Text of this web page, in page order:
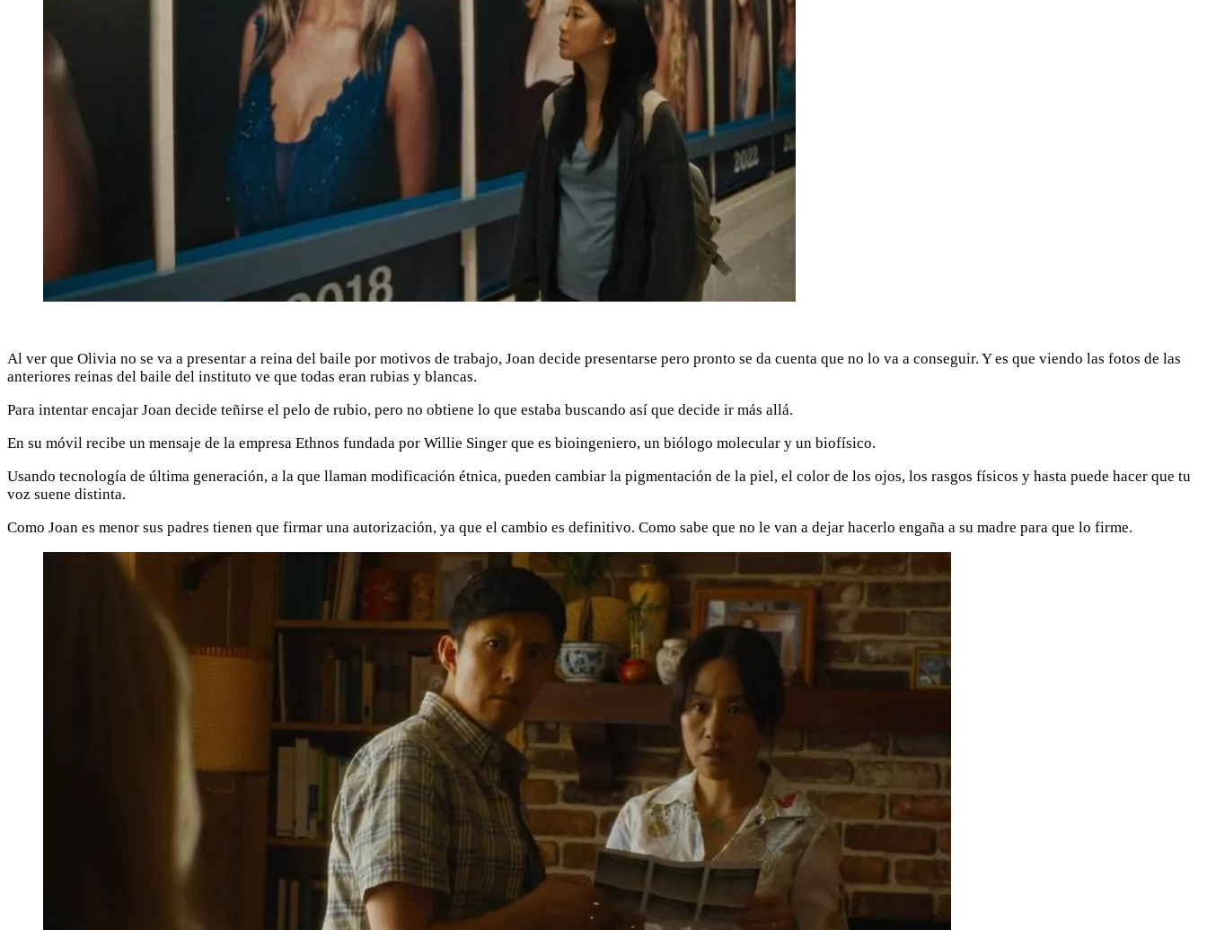
Al ver que Olivia no se va a presentar a reina del baile por motivos de trabajo, Joan decide presentarse pero pronto se da cuenta que no lo va a conseguir. Y es que viendo las fotos de las
anteriores reinas del baile del instituto ve que todas eran rubias y blancas.
Para intentar encajar Joan decide teñirse el pelo de rubio, pero no obtiene lo que estaba buscando así que decide ir más allá.
En su móvil recibe un mensaje de la empresa Ethnos fundada por Willie Singer que es bioingeniero, un biólogo molecular y un biofísico.
Usando tecnología de última generación, a la que llaman modificación étnica, pueden cambiar la pigmentación de la piel, el color de los ojos, los rasgos físicos y hasta puede hacer que tu
voz suene distinta.
Como Joan es menor sus padres tienen que firmar una autorización, ya que el cambio es definitivo. Como sabe que no le van a dejar hacerlo engaña a su madre para que lo firme.